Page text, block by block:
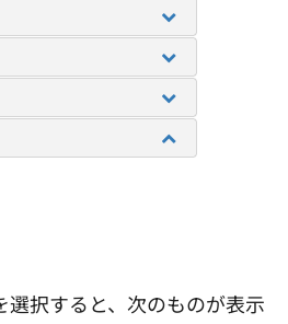
択すると、次のものが表示